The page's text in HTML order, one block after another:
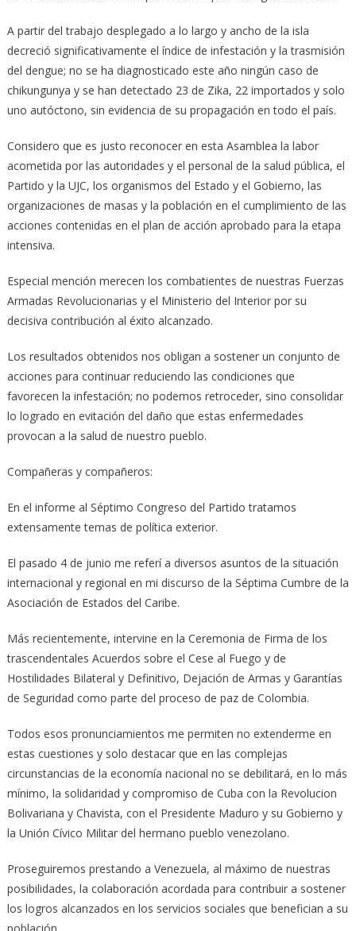
A partir del trabajo desplegado a lo largo y ancho de la isla
decreció significativamente el índice de infestación y la trasmisión
del dengue; no se ha diagnosticado este año ningún caso de
chikungunya y se han detectado 23 de Zika, 22 importados y solo
uno autóctono, sin evidencia de su propagación en todo el país.
Considero que es justo reconocer en esta Asamblea la labor
acometida por las autoridades y el personal de la salud pública, el
Partido y la UJC, los organismos del Estado y el Gobierno, las
organizaciones de masas y la población en el cumplimiento de las
acciones contenidas en el plan de acción aprobado para la etapa
intensiva.
Especial mención merecen los combatientes de nuestras Fuerzas
Armadas Revolucionarias y el Ministerio del Interior por su
decisiva contribución al éxito alcanzado.
Los resultados obtenidos nos obligan a sostener un conjunto de
acciones para continuar reduciendo las condiciones que
favorecen la infestación; no podemos retroceder, sino consolidar
lo logrado en evitación del daño que estas enfermedades
provocan a la salud de nuestro pueblo.
Compañeras y compañeros:
En el informe al Séptimo Congreso del Partido tratamos
extensamente temas de política exterior.
El pasado 4 de junio me referí a diversos asuntos de la situación
internacional y regional en mi discurso de la Séptima Cumbre de la
Asociación de Estados del Caribe.
Más recientemente, intervine en la Ceremonia de Firma de los
trascendentales Acuerdos sobre el Cese al Fuego y de
Hostilidades Bilateral y Definitivo, Dejación de Armas y Garantías
de Seguridad como parte del proceso de paz de Colombia.
Todos esos pronunciamientos me permiten no extenderme en
estas cuestiones y solo destacar que en las complejas
circunstancias de la economía nacional no se debilitará, en lo más
mínimo, la solidaridad y compromiso de Cuba con la Revolucion
Bolivariana y Chavista, con el Presidente Maduro y su Gobierno y
la Unión Cívico Militar del hermano pueblo venezolano.
Proseguiremos prestando a Venezuela, al máximo de nuestras
posibilidades, la colaboración acordada para contribuir a sostener
los logros alcanzados en los servicios sociales que benefician a su
población.